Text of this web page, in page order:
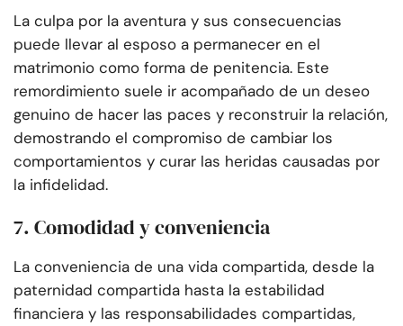
La culpa por la aventura y sus consecuencias
puede llevar al esposo a permanecer en el
matrimonio como forma de penitencia. Este
remordimiento suele ir acompañado de un deseo
genuino de hacer las paces y reconstruir la relación,
demostrando el compromiso de cambiar los
comportamientos y curar las heridas causadas por
la infidelidad.
7. Comodidad y conveniencia
La conveniencia de una vida compartida, desde la
paternidad compartida hasta la estabilidad
financiera y las responsabilidades compartidas,